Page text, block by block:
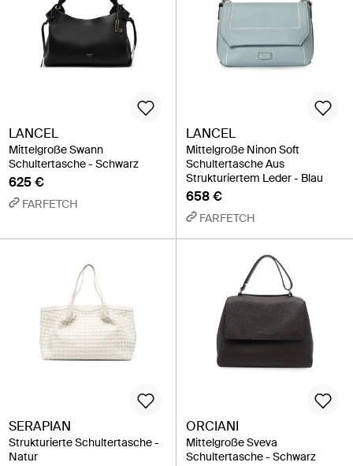
LANCEL
Mittelgroße Swann
Schultertasche - Schwarz
625 €
FARFETCH
LANCEL
Mittelgroße Ninon Soft
Schultertasche Aus
Strukturiertem Leder - Blau
658 €
FARFETCH
SERAPIAN
Strukturierte Schultertasche -
Natur
ORCIANI
Mittelgroße Sveva
Schultertasche - Schwarz